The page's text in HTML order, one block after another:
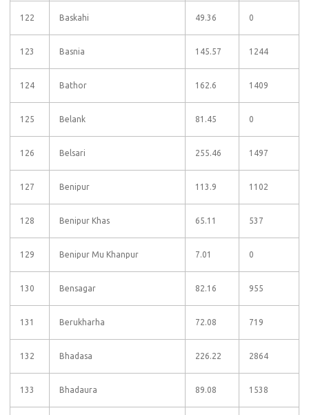
122 Baskahi 49.36 0
123 Basnia 145.57 1244
124 Bathor 162.6 1409
125 Belank 81.45 0
126 Belsari 255.46 1497
127 Benipur 113.9 1102
128 Benipur Khas 65.11 537
129 Benipur Mu Khanpur 7.01 0
130 Bensagar 82.16 955
131 Berukharha 72.08 719
132 Bhadasa 226.22 2864
133 Bhadaura 89.08 1538